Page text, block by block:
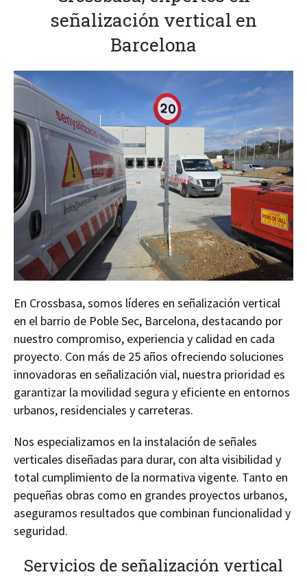
señalización vertical en
Barcelona
En Crossbasa, somos líderes en señalización vertical
en el barrio de Poble Sec, Barcelona, destacando por
nuestro compromiso, experiencia y calidad en cada
proyecto. Con más de 25 años ofreciendo soluciones
innovadoras en señalización vial, nuestra prioridad es
garantizar la movilidad segura y eficiente en entornos
urbanos, residenciales y carreteras.
Nos especializamos en la instalación de señales
verticales diseñadas para durar, con alta visibilidad y
total cumplimiento de la normativa vigente. Tanto en
pequeñas obras como en grandes proyectos urbanos,
aseguramos resultados que combinan funcionalidad y
seguridad.
Servicios de señalización vertical